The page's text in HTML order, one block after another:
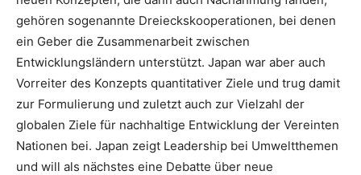
gehören sogenannte Dreieckskooperationen, bei denen
ein Geber die Zusammenarbeit zwischen
Entwicklungsländern unterstützt. Japan war aber auch
Vorreiter des Konzepts quantitativer Ziele und trug damit
zur Formulierung und zuletzt auch zur Vielzahl der
globalen Ziele für nachhaltige Entwicklung der Vereinten
Nationen bei. Japan zeigt Leadership bei Umweltthemen
und will als nächstes eine Debatte über neue